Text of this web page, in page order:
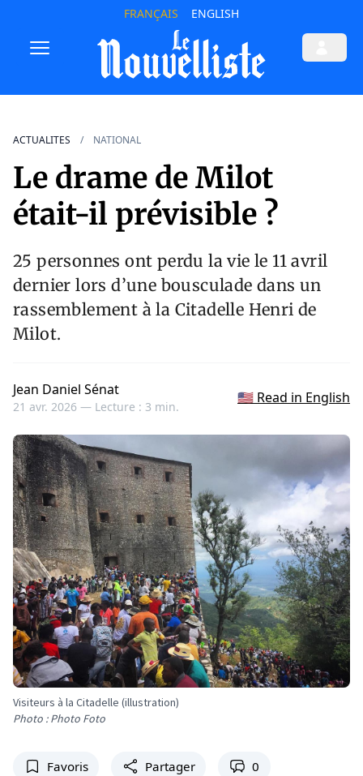
FRANÇAIS ENGLISH
ACTUALITES NATIONAL
Le drame de Milot
était-il prévisible ?
25 personnes ont perdu la vie le 11 avril
dernier lors d’une bousculade dans un
rassemblement à la Citadelle Henri de
Milot.
Jean Daniel Sénat
21 avr. 2026 — Lecture : 3 min.
🇺🇸 Read in English
Visiteurs à la Citadelle (illustration)
Photo : Photo Foto
Favoris Partager 0